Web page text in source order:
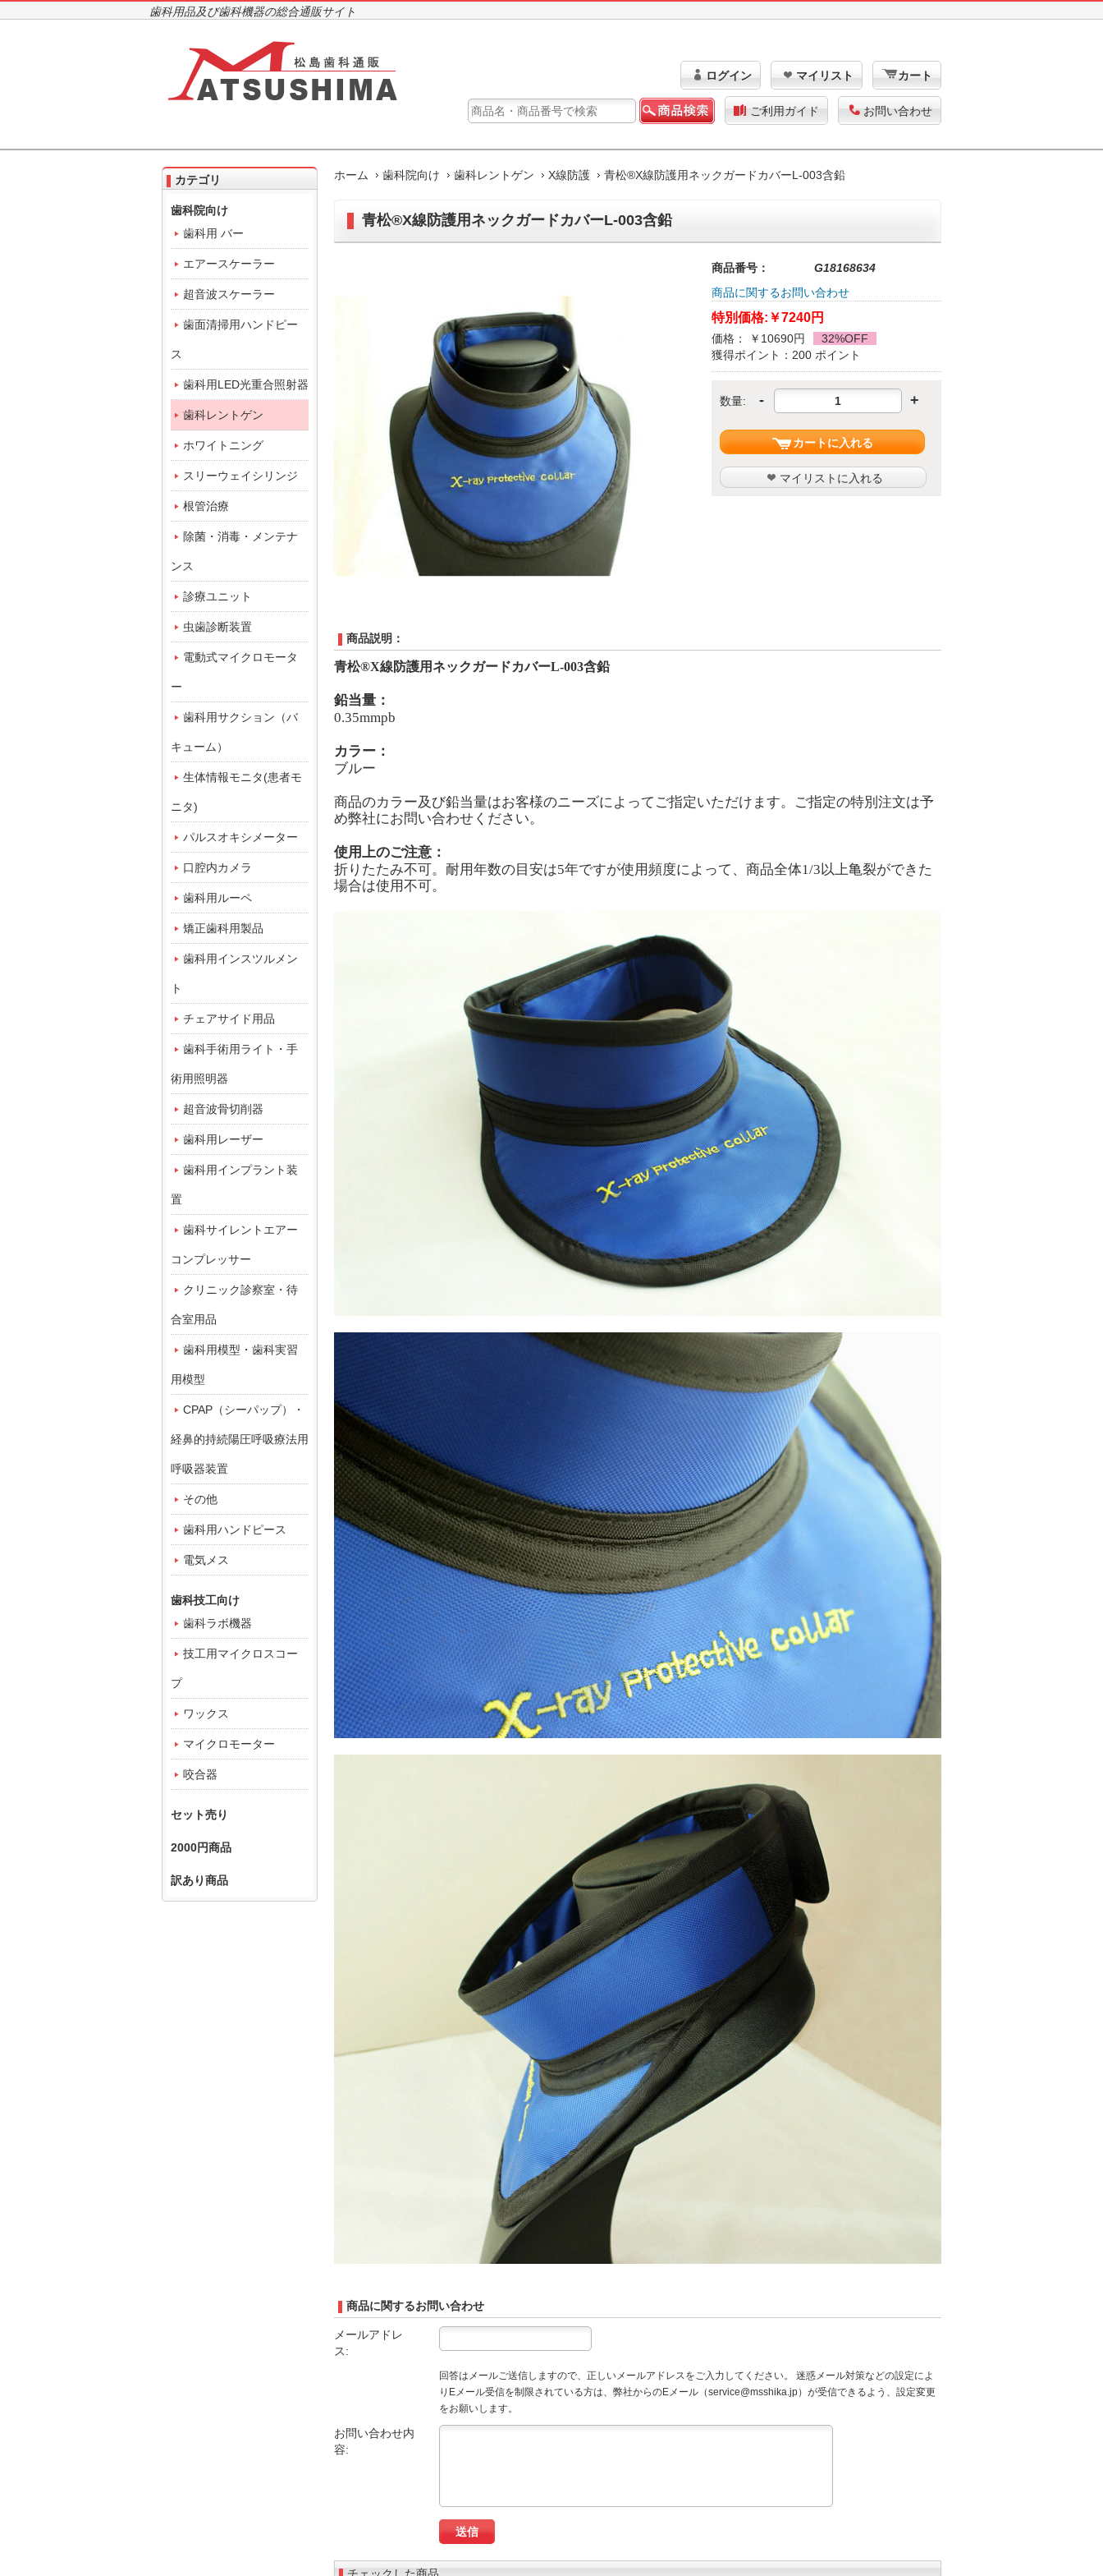
歯科用品及び歯科機器の総合通販サイト
ログイン マイリスト カート
ご利用ガイド お問い合わせ
ホーム 歯科院向け 歯科レントゲン X線防護 青松®X線防護用ネックガードカバーL-003含鉛
青松®X線防護用ネックガードカバーL-003含鉛
商品番号：
G18168634
商品に関するお問い合わせ
特別価格: ￥7240円
価格： ￥10690円
32%OFF
獲得ポイント：200 ポイント
数量: - +
カートに入れる
マイリストに入れる
商品説明：
青松®X線防護用ネックガードカバーL-003含鉛
鉛当量：
0.35mmpb
カラー：
ブルー
商品のカラー及び鉛当量はお客様のニーズによってご指定いただけます。ご指定の特別注文は予
め弊社にお問い合わせください。
使用上のご注意：
折りたたみ不可。耐用年数の目安は5年ですが使用頻度によって、商品全体1/3以上亀裂ができた
場合は使用不可。
商品に関するお問い合わせ
メールアドレ
ス:
回答はメールご送信しますので、正しいメールアドレスをご入力してください。 迷惑メール対策などの設定によ
りEメール受信を制限されている方は、弊社からのEメール（service@msshika.jp）が受信できるよう、設定変更
をお願いします。
お問い合わせ内
容:
カテゴリ
歯科院向け
歯科用 バー
エアースケーラー
超音波スケーラー
歯面清掃用ハンドピー
ス
歯科用LED光重合照射器
歯科レントゲン
ホワイトニング
スリーウェイシリンジ
根管治療
除菌・消毒・メンテナ
ンス
診療ユニット
虫歯診断装置
電動式マイクロモータ
ー
歯科用サクション（バ
キューム）
生体情報モニタ(患者モ
ニタ)
パルスオキシメーター
口腔内カメラ
歯科用ルーペ
矯正歯科用製品
歯科用インスツルメン
ト
チェアサイド用品
歯科手術用ライト・手
術用照明器
超音波骨切削器
歯科用レーザー
歯科用インプラント装
置
歯科サイレントエアー
コンプレッサー
クリニック診察室・待
合室用品
歯科用模型・歯科実習
用模型
CPAP（シーパップ）・
経鼻的持続陽圧呼吸療法用
呼吸器装置
その他
歯科用ハンドピース
電気メス
歯科技工向け
歯科ラボ機器
技工用マイクロスコー
プ
ワックス
マイクロモーター
咬合器
セット売り
2000円商品
訳あり商品